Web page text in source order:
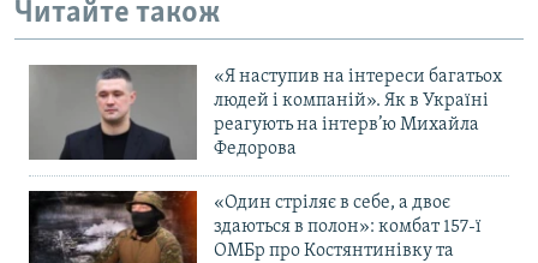
Читайте також
«Я наступив на інтереси багатьох
людей і компаній». Як в Україні
реагують на інтерв’ю Михайла
Федорова
«Один стріляє в себе, а двоє
здаються в полон»: комбат 157-ї
ОМБр про Костянтинівку та